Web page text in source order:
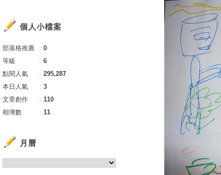
個人小檔案
部落格推薦 ： 0
等級
： 6
點閱人氣
： 295,287
本日人氣
： 3
文章創作
： 110
相簿數
： 11
月曆